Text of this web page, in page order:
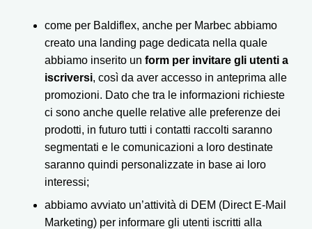
come per Baldiflex, anche per Marbec abbiamo
creato una landing page dedicata nella quale
abbiamo inserito un form per invitare gli utenti a
iscriversi, così da aver accesso in anteprima alle
promozioni. Dato che tra le informazioni richieste
ci sono anche quelle relative alle preferenze dei
prodotti, in futuro tutti i contatti raccolti saranno
segmentati e le comunicazioni a loro destinate
saranno quindi personalizzate in base ai loro
interessi;
abbiamo avviato un’attività di DEM (Direct E-Mail
Marketing) per informare gli utenti iscritti alla